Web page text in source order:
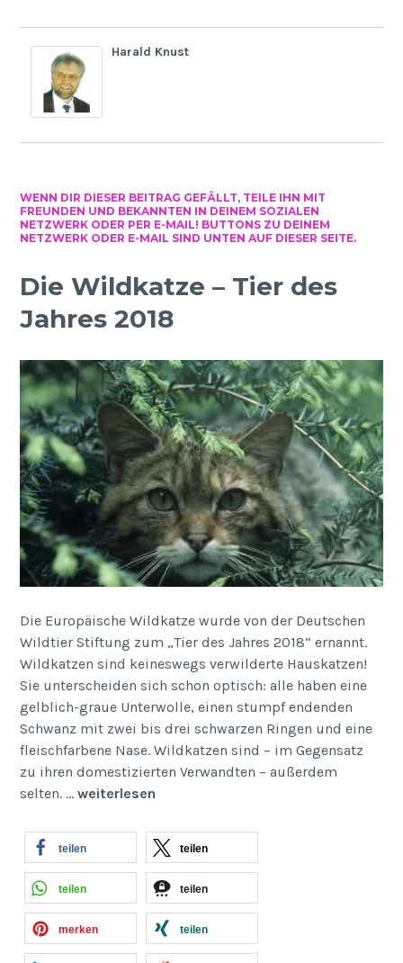
Harald Knust
WENN DIR DIESER BEITRAG GEFÄLLT, TEILE IHN MIT
FREUNDEN UND BEKANNTEN IN DEINEM SOZIALEN
NETZWERK ODER PER E-MAIL! BUTTONS ZU DEINEM
NETZWERK ODER E-MAIL SIND UNTEN AUF DIESER SEITE.
Die Wildkatze – Tier des
Jahres 2018
Die Europäische Wildkatze wurde von der Deutschen
Wildtier Stiftung zum „Tier des Jahres 2018“ ernannt.
Wildkatzen sind keineswegs verwilderte Hauskatzen!
Sie unterscheiden sich schon optisch: alle haben eine
gelblich-graue Unterwolle, einen stumpf endenden
Schwanz mit zwei bis drei schwarzen Ringen und eine
fleischfarbene Nase. Wildkatzen sind – im Gegensatz
zu ihren domestizierten Verwandten – außerdem
selten. …weiterlesen
teilen teilen
teilen teilen
merken teilen